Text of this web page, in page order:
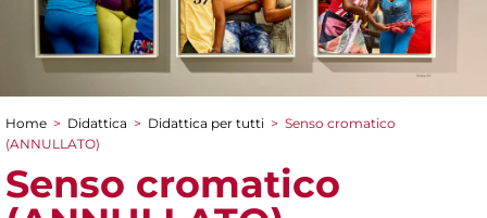
Tu sei qui
Home > Didattica > Didattica per tutti > Senso cromatico
(ANNULLATO)
Senso cromatico